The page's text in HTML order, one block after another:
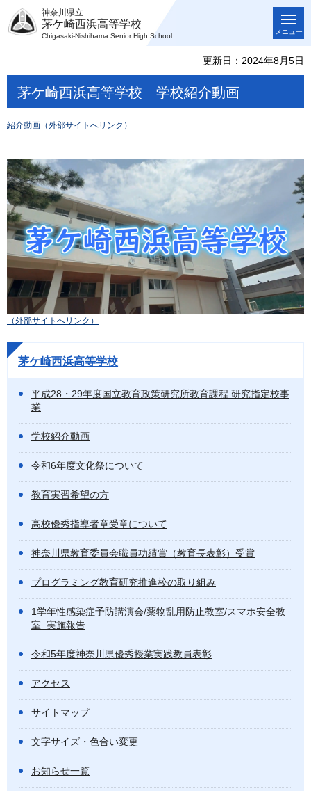
神奈川県立
茅ケ崎西浜高等学校
Chigasaki-Nishihama Senior High School
メニュー
更新日：2024年8月5日
茅ケ崎西浜高等学校 学校紹介動画
紹介動画（外部サイトへリンク）
（外部サイトへリンク）
茅ケ崎西浜高等学校
平成28・29年度国立教育政策研究所教育課程 研究指定校事
業
学校紹介動画
令和6年度文化祭について
教育実習希望の方
高校優秀指導者章受章について
神奈川県教育委員会職員功績賞（教育長表彰）受賞
プログラミング教育研究推進校の取り組み
1学年性感染症予防講演会/薬物乱用防止教室/スマホ安全教
室_実施報告
令和5年度神奈川県優秀授業実践教員表彰
アクセス
サイトマップ
文字サイズ・色合い変更
お知らせ一覧